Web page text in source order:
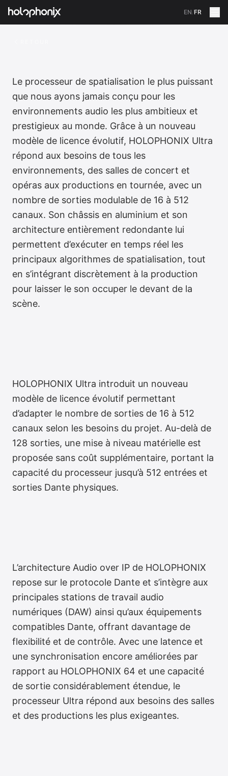
EN/FR
Le processeur de spatialisation le plus puissant
que nous ayons jamais conçu pour les
environnements audio les plus ambitieux et
prestigieux au monde. Grâce à un nouveau
modèle de licence évolutif, HOLOPHONIX Ultra
répond aux besoins de tous les
environnements, des salles de concert et
opéras aux productions en tournée, avec un
nombre de sorties modulable de 16 à 512
canaux. Son châssis en aluminium et son
architecture entièrement redondante lui
permettent d’exécuter en temps réel les
principaux algorithmes de spatialisation, tout
en s’intégrant discrètement à la production
pour laisser le son occuper le devant de la
scène.
HOLOPHONIX Ultra introduit un nouveau
modèle de licence évolutif permettant
d’adapter le nombre de sorties de 16 à 512
canaux selon les besoins du projet. Au-delà de
128 sorties, une mise à niveau matérielle est
proposée sans coût supplémentaire, portant la
capacité du processeur jusqu’à 512 entrées et
sorties Dante physiques.
L’architecture Audio over IP de HOLOPHONIX
repose sur le protocole Dante et s’intègre aux
principales stations de travail audio
numériques (DAW) ainsi qu’aux équipements
compatibles Dante, offrant davantage de
flexibilité et de contrôle. Avec une latence et
une synchronisation encore améliorées par
rapport au HOLOPHONIX 64 et une capacité
de sortie considérablement étendue, le
processeur Ultra répond aux besoins des salles
et des productions les plus exigeantes.